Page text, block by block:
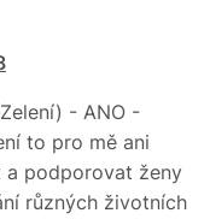
- ANO -
to pro mě ani
a podporovat ženy
různých životních